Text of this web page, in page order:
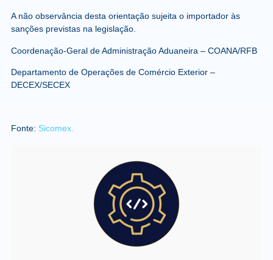
A não observância desta orientação sujeita o importador às
sanções previstas na legislação.
Coordenação-Geral de Administração Aduaneira – COANA/RFB
Departamento de Operações de Comércio Exterior –
DECEX/SECEX
Fonte: Sicomex.